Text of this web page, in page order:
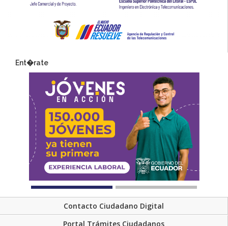
Ent�rate
Contacto Ciudadano Digital
Portal Trámites Ciudadanos